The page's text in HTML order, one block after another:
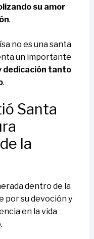
su amor
.
no es una santa
un importante
dedicación tanto
.
Santa
la
dentro de la
por su devoción y
en la vida